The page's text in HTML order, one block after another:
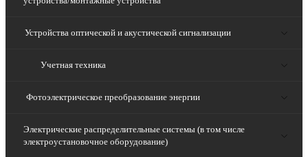
Устройства оптической и акустической сигнализации
Учетная техника
Фотоэлектрическое преобразование энергии
Электрические распределительные системы (в том числе
электроустановочное оборудование)